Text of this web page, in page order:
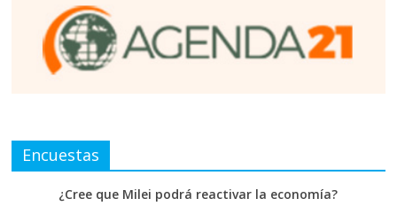
Encuestas
¿Cree que Milei podrá reactivar la economía?